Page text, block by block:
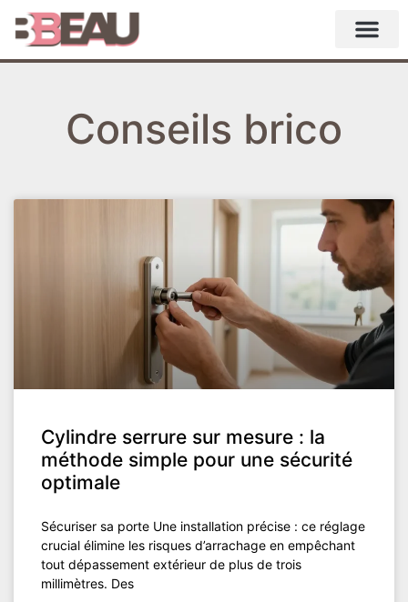
Conseils brico
Cylindre serrure sur mesure : la
méthode simple pour une sécurité
optimale
Sécuriser sa porte Une installation précise : ce réglage
crucial élimine les risques d’arrachage en empêchant
tout dépassement extérieur de plus de trois
millimètres. Des